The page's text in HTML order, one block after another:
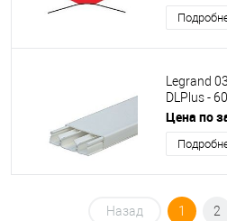
Legrand
DLPlus -
2,10 м -
Цена по
Назад 1 2